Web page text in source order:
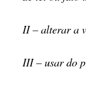
II – alterar a
III – usar do